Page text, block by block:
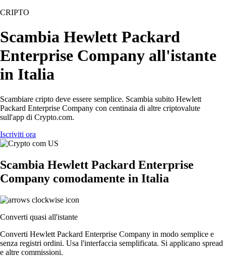
CRIPTO
Scambia Hewlett Packard
Enterprise Company all'istante
in Italia
Scambiare cripto deve essere semplice. Scambia subito Hewlett
Packard Enterprise Company con centinaia di altre criptovalute
sull'app di Crypto.com.
Iscriviti ora
Scambia Hewlett Packard Enterprise
Company comodamente in Italia
Converti quasi all'istante
Converti Hewlett Packard Enterprise Company in modo semplice e
senza registri ordini. Usa l'interfaccia semplificata. Si applicano spread
e altre commissioni.